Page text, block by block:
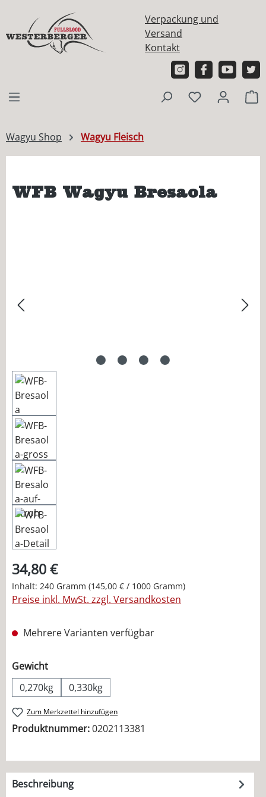
Verpackung und
Versand
Kontakt
Wagyu Shop Wagyu Fleisch
WFB Wagyu Bresaola
34,80 €
Inhalt: 240 Gramm (145,00 € / 1000 Gramm)
Preise inkl. MwSt. zzgl. Versandkosten
Mehrere Varianten verfügbar
Gewichtauswählen
0,270kg
0,330kg
Zum Merkzettel hinzufügen
Produktnummer:0202113381
Beschreibung